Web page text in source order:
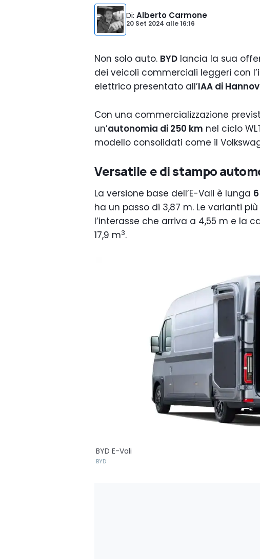
Di: Alberto Carmone
20 Set 2024 alle16:16
Non solo auto. BYD lancia la sua
dei veicoli commerciali leggeri con
elettrico presentato all’IAA di
Con una commercializzazione
un’autonomia di 250 km nel ciclo
modello consolidati come il
Versatile e di stampo
La versione base dell’E-Vali è lunga
ha un passo di 3,87 m. Le varianti
l’interasse che arriva a 4,55 m e la
17,9 m3.
BYD E-Vali
BYD